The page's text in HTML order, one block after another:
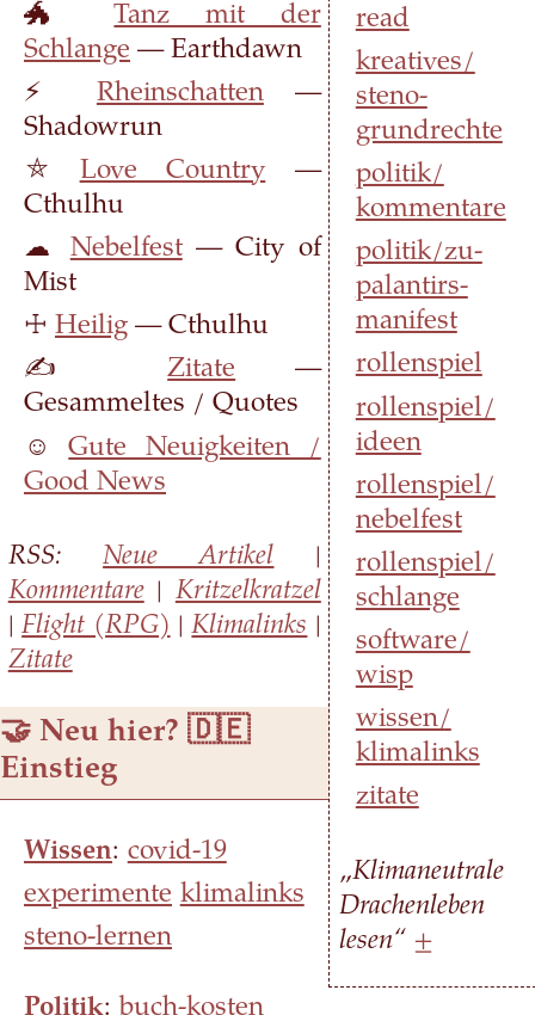
read
kreatives/​
steno-
grundrechte
politik/​
kommentare
politik/​zu-
palantirs-
manifest
rollenspiel
rollenspiel/​
ideen
rollenspiel/​
nebelfest
rollenspiel/​
schlange
software/​
wisp
wissen/​
klimalinks
zitate
„Klimaneutrale
Drachenleben
lesen“ ±
🐲Tanz mit der
Schlange — Earthdawn
⚡ Rheinschatten—
Shadowrun
⛤ Love Country —
Cthulhu
☁ Nebelfest— City of
Mist
☩ Heilig — Cthulhu
✍Zitate —
Gesammeltes / Quotes
☺Gute Neuigkeiten /
Good News
RSS:Neue Artikel
Kommentare| Kritzelkratzel
|Flight (RPG) |Klimalinks
Zitate
🤝 Neu hier? 🇩🇪
Einstieg
Wissen: covid-19
experimente klimalinks
steno-lernen
Politik: buch-kosten